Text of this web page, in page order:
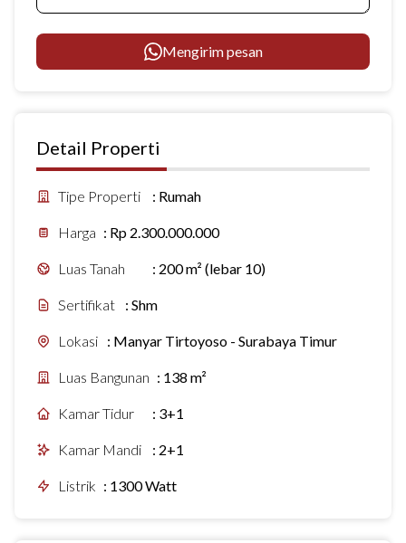
Mengirim pesan
Detail Properti
Tipe Properti : Rumah
Harga : Rp 2.300.000.000
Luas Tanah : 200 m² (lebar 10)
Sertifikat : Shm
Lokasi : Manyar Tirtoyoso - Surabaya Timur
Luas Bangunan : 138 m²
Kamar Tidur : 3+1
Kamar Mandi : 2+1
Listrik : 1300 Watt